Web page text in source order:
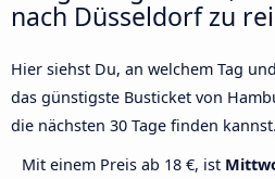
nach Düsseldorf zu
Hier siehst Du, an welchem Tag
das günstigste Busticket von
die nächsten 30 Tage finden kannst.
Mit einem Preis ab 18 €, ist